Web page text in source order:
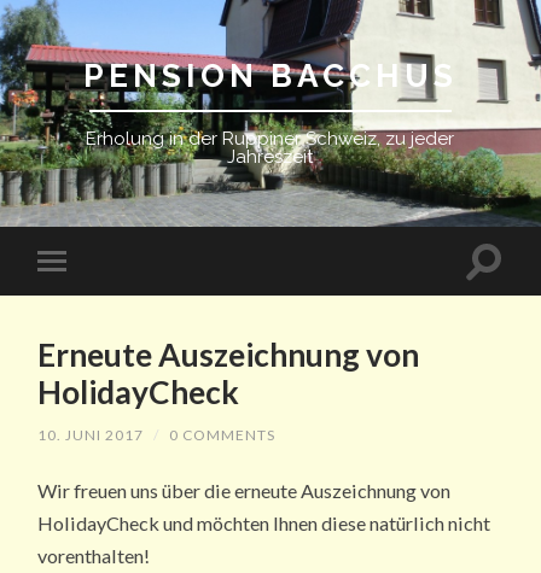
PENSION BACCHUS
Erholung in der Ruppiner Schweiz, zu jeder
Jahreszeit
Erneute Auszeichnung von
HolidayCheck
10. JUNI 2017 / 0 COMMENTS
Wir freuen uns über die erneute Auszeichnung von
HolidayCheck und möchten Ihnen diese natürlich nicht
vorenthalten!